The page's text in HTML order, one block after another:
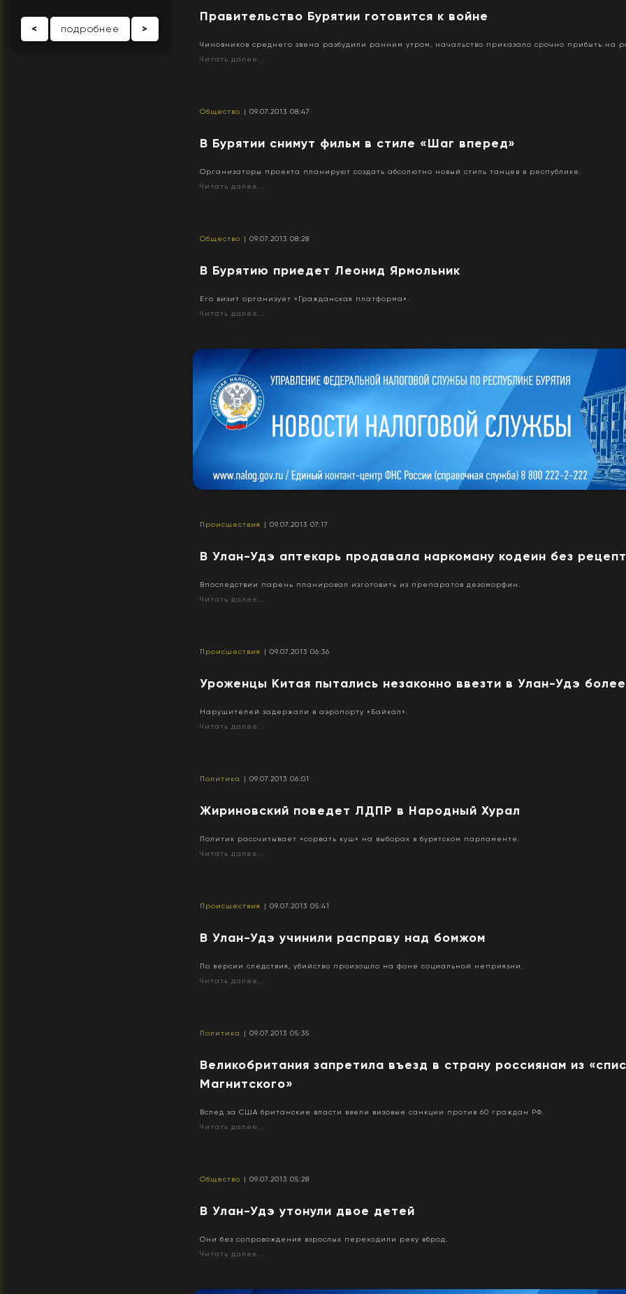
< подробнее >
Правительство Бурятии готовится к войне
Чиновников среднего звена разбудили ранним утром, начальство приказало срочно прибыть на
Читать далее...
Общество | 09.07.2013 08:47
В Бурятии снимут фильм в стиле «Шаг вперед»
Организаторы проекта планируют создать абсолютно новый стиль танцев в республике.
Читать далее...
Общество | 09.07.2013 08:28
В Бурятию приедет Леонид Ярмольник
Его визит организует «Гражданская платформа».
Читать далее...
Происшествия | 09.07.2013 07:17
В Улан-Удэ аптекарь продавала наркоману кодеин без
Впоследствии парень планировал изготовить из препаратов дезоморфин.
Читать далее...
Происшествия | 09.07.2013 06:36
Уроженцы Китая пытались незаконно ввезти в Улан-Удэ
Нарушителей задержали в аэропорту «Байкал».
Читать далее...
Политика | 09.07.2013 06:01
Жириновский поведет ЛДПР в Народный Хурал
Политик рассчитывает «сорвать куш» на выборах в бурятском парламенте.
Читать далее...
Происшествия | 09.07.2013 05:41
В Улан-Удэ учинили расправу над бомжом
По версии следствия, убийство произошло на фоне социальной неприязни.
Читать далее...
Политика | 09.07.2013 05:35
Великобритания запретила въезд в страну россиянам из
Магнитского»
Вслед за США британские власти ввели визовые санкции против 60 граждан РФ.
Читать далее...
Общество | 09.07.2013 05:28
В Улан-Удэ утонули двое детей
Они без сопровождения взрослых переходили реку вброд.
Читать далее...